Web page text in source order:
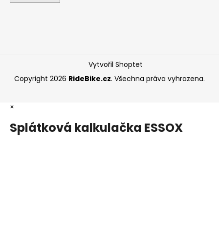
Vytvořil Shoptet
Copyright 2026 RideBike.cz. Všechna práva vyhrazena.
×
Splátková kalkulačka ESSOX